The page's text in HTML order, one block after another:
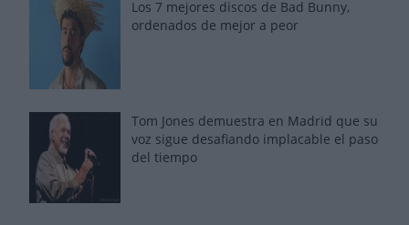
Los 7 mejores discos de Bad Bunny,
ordenados de mejor a peor
Tom Jones demuestra en Madrid que su
voz sigue desafiando implacable el paso
del tiempo